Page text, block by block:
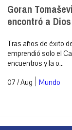
Goran
encontró a
Tras años de éxito
emprendió solo el
encuentros y la o...
07 / Aug | Mundo